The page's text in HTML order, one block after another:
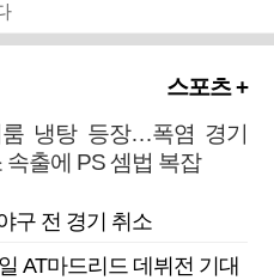
스포츠 +
룸 냉탕 등장…폭염 경기
속출에 PS 셈법 복잡
구 전 경기 취소
AT마드리드 데뷔전 기대